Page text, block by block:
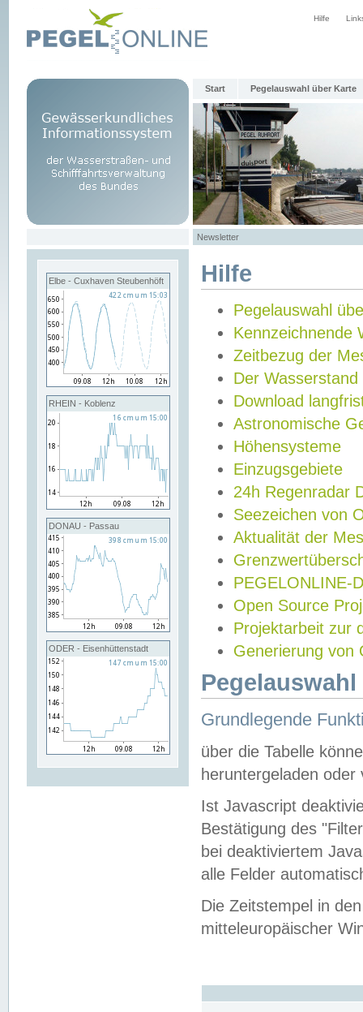
Hilfe
Start Pegelauswahl über Karte
Newsletter
Elbe - Cuxhaven Steubenhöft
RHEIN - Koblenz
DONAU - Passau
ODER - Eisenhüttenstadt
Hilfe
Pegelauswahl
Kennzeichnende
Zeitbezug der
Der Wasserstand
Download
Astronomische
Höhensysteme
Einzugsgebiete
24h Regenradar
Seezeichen von
Aktualität der
PEGELONLINE-
Open Source
Projektarbeit zur
Generierung von
Grundlegende
über die Tabelle
heruntergeladen oder
Ist Javascript
Bestätigung des
bei deaktiviertem
alle Felder
Die Zeitstempel in
mitteleuropäischer